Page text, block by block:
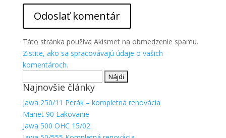
Táto stránka používa Akismet na obmedzenie spamu.
Zistite, ako sa spracovávajú údaje o vašich
komentároch.
Najnovšie články
jawa 250/11 Perák – kompletná renovácia
Manet 90 Lakovanie
Jawa 500 OHC 15/02